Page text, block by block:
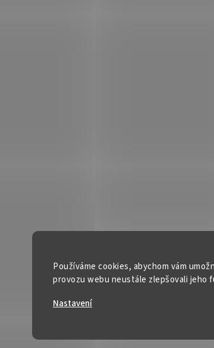
Používáme cookies, abychom vám
provozu webu neustále zlepšovali jeho
Nastavení